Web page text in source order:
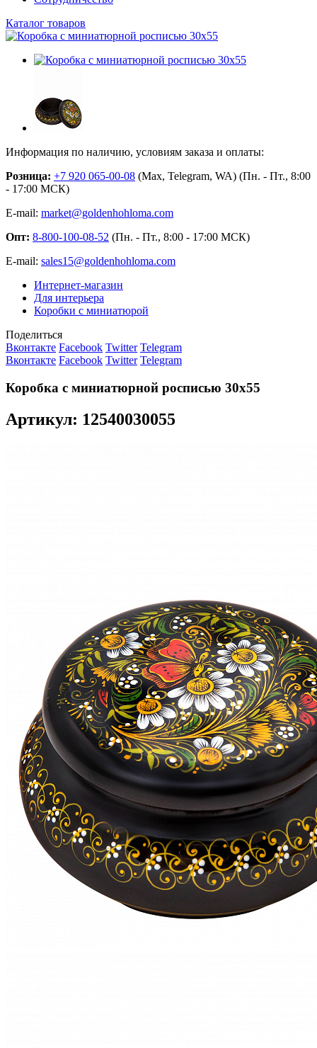
Каталог товаров
Информация по наличию, условиям заказа и оплаты:
Розница: +7 920 065-00-08 (Max, Telegram, WA) (Пн. - Пт., 8:00
- 17:00 МСК)
E-mail: market@goldenhohloma.com
Опт: 8-800-100-08-52 (Пн. - Пт., 8:00 - 17:00 МСК)
E-mail: sales15@goldenhohloma.com
Интернет-магазин
Для интерьера
Коробки с миниатюрой
Поделиться
Вконтакте Facebook Twitter Telegram
Вконтакте Facebook Twitter Telegram
Коробка с миниатюрной росписью 30х55
Артикул: 12540030055